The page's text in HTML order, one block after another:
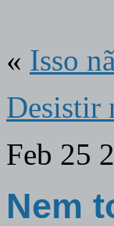
« Isso
Desistir
Feb 25
Nem